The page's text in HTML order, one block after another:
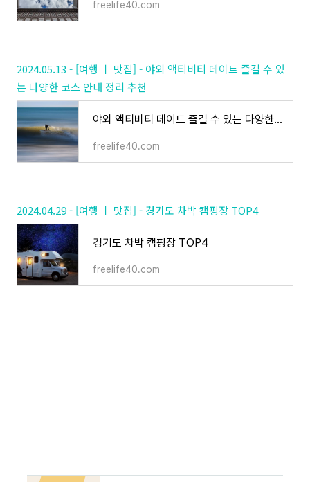
freelife40.com
2024.05.13 - [여행 ㅣ 맛집] - 야외 액티비티 데이트 즐길 수 있
는 다양한 코스 안내 정리 추천
야외 액티비티 데이트 즐길 수 있는 다양한 코스 안내 정리 추천
freelife40.com
2024.04.29 - [여행 ㅣ 맛집] - 경기도 차박 캠핑장 TOP4
경기도 차박 캠핑장 TOP4
freelife40.com